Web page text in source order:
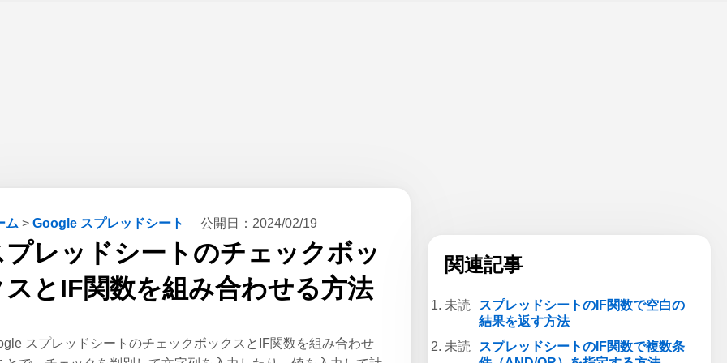
ム > Google スプレッドシート 公開日： 2024/02/19
プレッドシートのチェックボッ
スとIF関数を組み合わせる方法
スプレッドシートのチェックボックスとIF関数を組み合わせ
関連記事
スプレッドシートのIF関数で空白の
結果を返す方法
スプレッドシートのIF関数で複数条